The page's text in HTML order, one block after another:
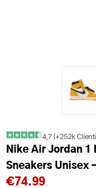
4,7 (+252k
Nike Air Jordan 1
Sneakers Unisex
€74.99